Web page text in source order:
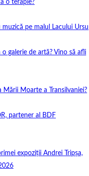
o terapie?
muzică pe malul Lacului Ursu
galerie de artă? Vino să afli
Mării Moarte a Transilvaniei?
partener al BDF
expoziții Andrei Tripșa,